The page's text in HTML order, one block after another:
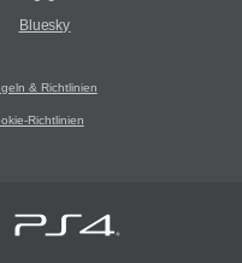
Bluesky
& Richtlinien
Richtlinien